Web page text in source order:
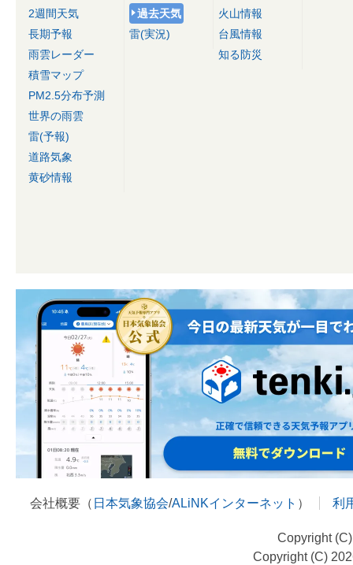
2週間天気
長期予報
雨雲レーダー
積雪マップ
PM2.5分布予測
世界の雨雲
雷(予報)
道路気象
黄砂情報
過去天気
雷(実況)
火山情報
台風情報
知る防災
会社概要（ 日本気象協会/ALiNKインターネット ） 利
Copyright
Copyright (C)